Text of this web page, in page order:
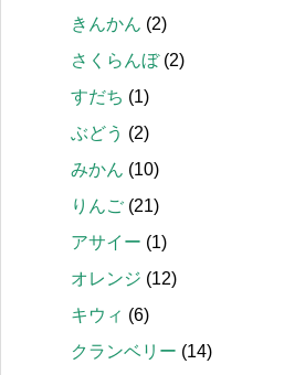
きんかん (2)
さくらんぼ(2)
すだち (1)
ぶどう (2)
みかん (10)
りんご (21)
アサイー (1)
オレンジ (12)
キウィ (6)
クランベリー (14)